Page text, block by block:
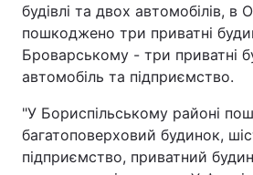
будівлі та двох автомобілів, в
пошкоджено три приватні
Броварському - три приватні
автомобіль та підприємство.
"У Бориспільському районі
багатоповерховий будинок,
підприємство, приватний